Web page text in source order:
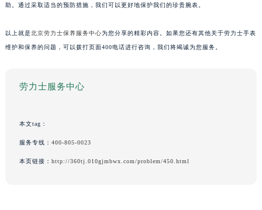
助。通过采取适当的预防措施，我们可以更好地保护我们的珍贵腕表。
以上就是北京劳力士保养服务中心为您分享的精彩内容。如果您还有其他关于劳力士手表
维护和保养的问题，可以拨打页面400电话进行咨询，我们将竭诚为您服务。
劳力士服务中心
本文tag：
服务专线： 400-805-0023
本页链接： http://360tj.010gjmbwx.com/problem/450.html